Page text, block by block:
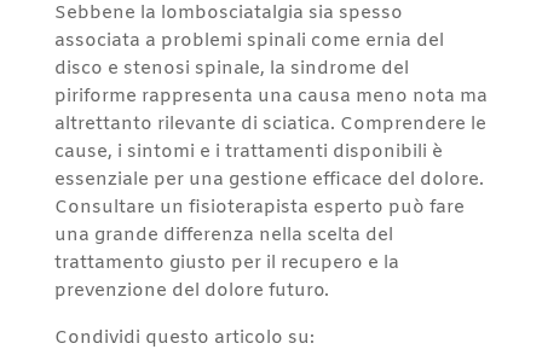
Sebbene la lombosciatalgia sia spesso
associata a problemi spinali come ernia del
disco e stenosi spinale, la sindrome del
piriforme rappresenta una causa meno nota ma
altrettanto rilevante di sciatica. Comprendere le
cause, i sintomi e i trattamenti disponibili è
essenziale per una gestione efficace del dolore.
Consultare un fisioterapista esperto può fare
una grande differenza nella scelta del
trattamento giusto per il recupero e la
prevenzione del dolore futuro.
Condividi questo articolo su: